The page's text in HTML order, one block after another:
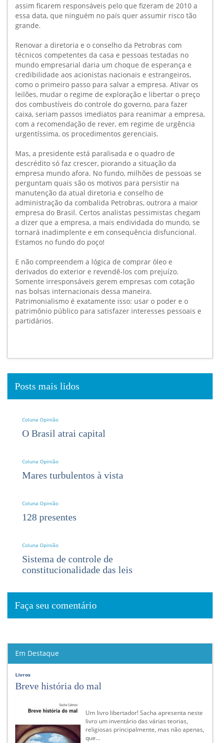
assim ficarem responsáveis pelo que fizeram de 2010 a
essa data, que ninguém no país quer assumir risco tão
grande.
Renovar a diretoria e o conselho da Petrobras com
técnicos competentes da casa e pessoas testadas no
mundo empresarial daria um choque de esperança e
credibilidade aos acionistas nacionais e estrangeiros,
como o primeiro passo para salvar a empresa. Ativar os
leilões, mudar o regime de exploração e libertar o preço
dos combustíveis do controle do governo, para fazer
caixa, seriam passos imediatos para reanimar a empresa,
com a recomendação de rever, em regime de urgência
urgentíssima, os procedimentos gerenciais.
Mas, a presidente está paralisada e o quadro de
descrédito só faz crescer, piorando a situação da
empresa mundo afora. No fundo, milhões de pessoas se
perguntam quais são os motivos para persistir na
manutenção da atual diretoria e conselho de
administração da combalida Petrobras, outrora a maior
empresa do Brasil. Certos analistas pessimistas chegam
a dizer que a empresa, a mais endividada do mundo, se
tornará inadimplente e em consequência disfuncional.
Estamos no fundo do poço!
E não compreendem a lógica de comprar óleo e
derivados do exterior e revendê-los com prejuízo.
Somente irresponsáveis gerem empresas com cotação
nas bolsas internacionais dessa maneira.
Patrimonialismo é exatamente isso: usar o poder e o
patrimônio público para satisfazer interesses pessoais e
partidários.
Posts mais lidos
Coluna Opinião
O Brasil atrai capital
Coluna Opinião
Mares turbulentos à vista
Coluna Opinião
128 presentes
Coluna Opinião
Sistema de controle de
constitucionalidade das leis
Faça seu comentário
Em Destaque
Livros
Breve história do mal
Um livro libertador! Sacha apresenta neste
livro um inventário das várias teorias,
religiosas principalmente, mas não apenas,
que…